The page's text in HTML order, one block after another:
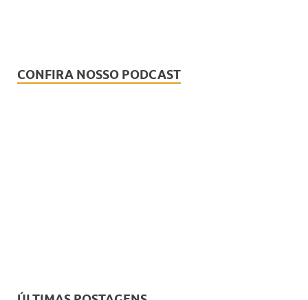
CONFIRA NOSSO PODCAST